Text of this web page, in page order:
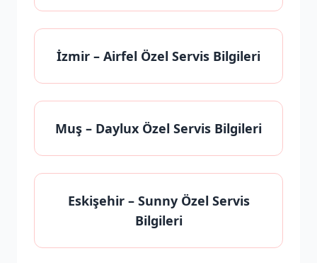
İzmir – Airfel Özel Servis Bilgileri
Muş – Daylux Özel Servis Bilgileri
Eskişehir– Sunny Özel Servis
Bilgileri